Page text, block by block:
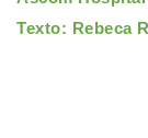
Texto: Rebeca